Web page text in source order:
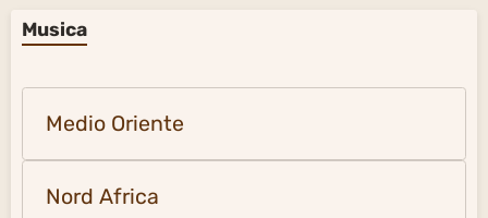
Musica
Medio Oriente
Nord Africa